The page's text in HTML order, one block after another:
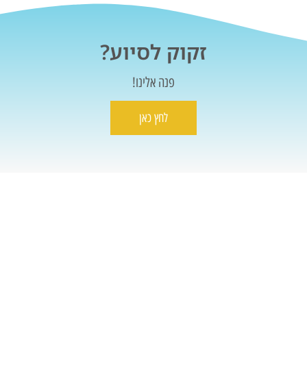
זקוק לסיוע?
פנה אלינו!
לחץ כאן